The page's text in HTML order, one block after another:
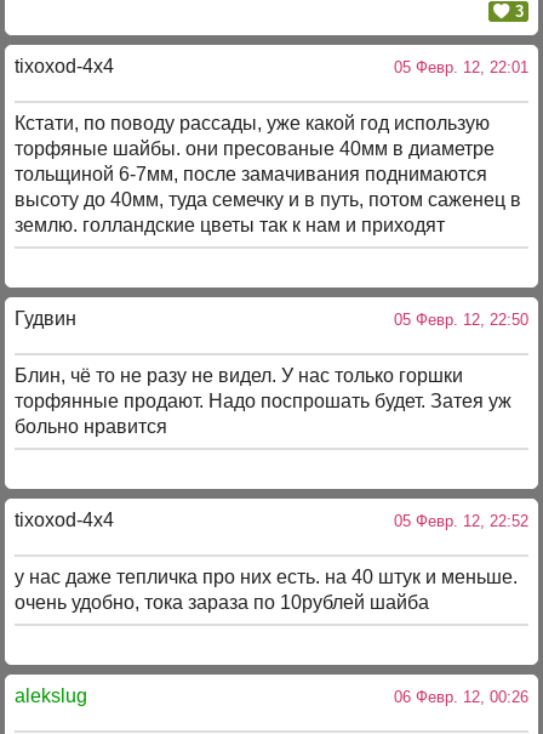
3
tixoxod-4x4 05 Февр. 12, 22:01
Кстати, по поводу рассады, уже какой год использую
торфяные шайбы. они пресованые 40мм в диаметре
тольщиной 6-7мм, после замачивания поднимаются
высоту до 40мм, туда семечку и в путь, потом саженец в
землю. голландские цветы так к нам и приходят
Гудвин 05 Февр. 12, 22:50
Блин, чё то не разу не видел. У нас только горшки
торфянные продают. Надо поспрошать будет. Затея уж
больно нравится
tixoxod-4x4 05 Февр. 12, 22:52
у нас даже тепличка про них есть. на 40 штук и меньше.
очень удобно, тока зараза по 10рублей шайба
alekslug 06 Февр. 12, 00:26